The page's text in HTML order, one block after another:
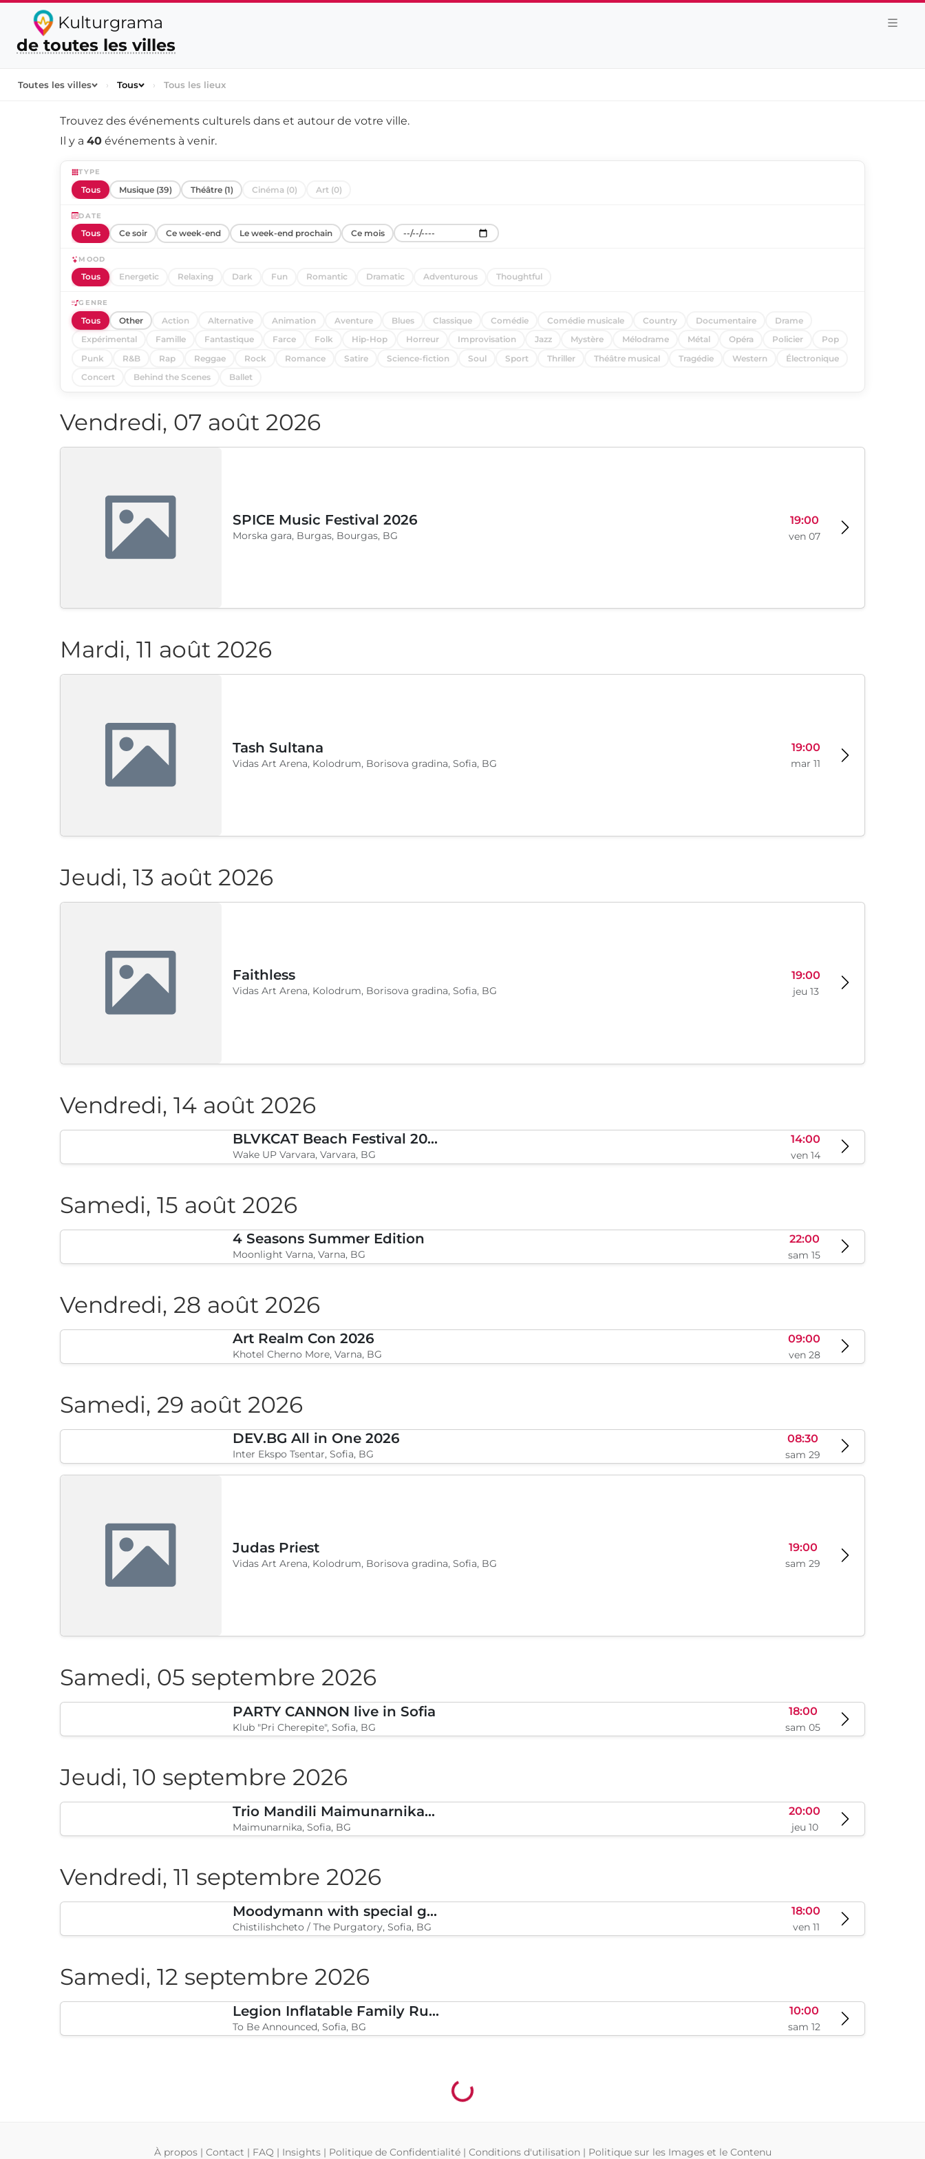
Kulturgrama
de toutes les villes
Toutes les villes › Tous › Tous les lieux
Trouvez des événements culturels dans et autour de votre ville.
Il y a 40 événements à venir.
TYPE
Tous Musique (39) Théâtre (1) Cinéma (0) Art (0)
DATE
Tous Ce soir Ce week-end Le week-end prochain Ce mois
MOOD
Tous Energetic Relaxing Dark Fun Romantic Dramatic Adventurous Thoughtful
GENRE
Tous Other Action Alternative Animation Aventure Blues Classique Comédie Comédie musicale Country Documentaire
Drame
Expérimental
Famille Fantastique Farce Folk Hip-Hop Horreur Improvisation Jazz Mystère Mélodrame Métal Opéra Policier
Pop
Punk
R&B Rap Reggae Rock Romance Satire Science-fiction Soul Sport Thriller Théâtre musical Tragédie Western
Électronique
Concert
Behind the Scenes Ballet
Vendredi, 07 août 2026
SPICE Music Festival 2026
Morska gara, Burgas, Bourgas, BG
19:00
ven 07
Mardi, 11 août 2026
Tash Sultana
Vidas Art Arena, Kolodrum, Borisova gradina, Sofia, BG
19:00
mar 11
Jeudi, 13 août 2026
Faithless
Vidas Art Arena, Kolodrum, Borisova gradina, Sofia, BG
19:00
jeu 13
Vendredi, 14 août 2026
BLVKCAT Beach Festival 2026, Wake up Varvara
Wake UP Varvara, Varvara, BG
14:00
ven 14
Samedi, 15 août 2026
4 Seasons Summer Edition
Moonlight Varna, Varna, BG
22:00
sam 15
Vendredi, 28 août 2026
Art Realm Con 2026
Khotel Cherno More, Varna, BG
09:00
ven 28
Samedi, 29 août 2026
DEV.BG All in One 2026
Inter Ekspo Tsentar, Sofia, BG
08:30
sam 29
Judas Priest
Vidas Art Arena, Kolodrum, Borisova gradina, Sofia, BG
19:00
sam 29
Samedi, 05 septembre 2026
PARTY CANNON live in Sofia
Klub "Pri Cherepite", Sofia, BG
18:00
sam 05
Jeudi, 10 septembre 2026
Trio Mandili Maimunarnika- Sofia
Maimunarnika, Sofia, BG
20:00
jeu 10
Vendredi, 11 septembre 2026
Moodymann with special guests
Chistilishcheto / The Purgatory, Sofia, BG
18:00
ven 11
Samedi, 12 septembre 2026
Legion Inflatable Family Run - Sofia
To Be Announced, Sofia, BG
10:00
sam 12
Chargement...
À propos| Contact | FAQ | Insights| Politique de Confidentialité| Conditions d'utilisation | Politique sur les Images et le Contenu